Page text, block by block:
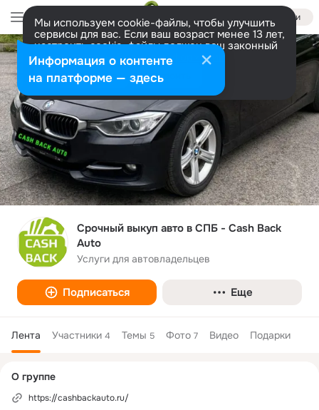
Войти
Мы используем cookie-файлы, чтобы улучшить
сервисы для вас. Если ваш возраст менее 13 лет,
настроить cookie-файлы должен ваш законный
представитель. Больше информации
Разрешить все Настроить
Срочный выкуп авто в СПБ - Cash Back
Auto
Услуги для автовладельцев
Подписаться Еще
Лента Участники 4 Темы 5 Фото 7 Видео Подарки
колонка
О группе
https://cashbackauto.ru/
Информация о контенте
на платформе — здесь